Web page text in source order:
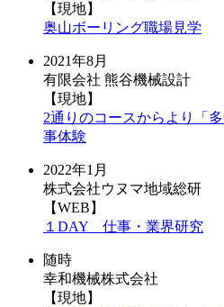
【現地】
奥山ボーリング職場見学
2021年8月
有限会社 熊谷機械設計
【現地】
2通りのコースからより「
事体験
2022年1月
株式会社ウヌマ地域総研
【WEB】
１DAY 仕事・業界研究
随時
幸和機械株式会社
【現地】